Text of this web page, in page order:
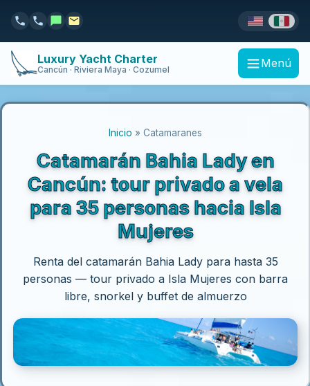
Luxury Yacht Charter
Cancún · Riviera Maya · Cozumel Menú
Inicio » Catamaranes
Catamarán Bahia Lady en
Cancún: tour privado a vela
para 35 personas hacia Isla
Mujeres
Renta del catamarán Bahia Lady para hasta 35
personas — tour privado a Isla Mujeres con barra
libre, snorkel y buffet de almuerzo